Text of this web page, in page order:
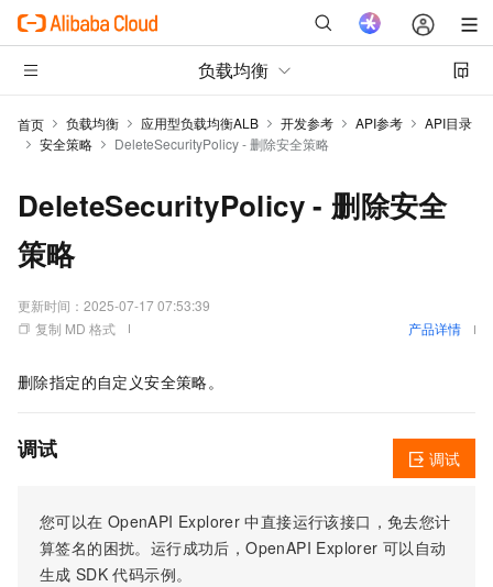
负载均衡
首页 负载均衡 应用型负载均衡ALB 开发参考 API参考
API目录
安全策略
DeleteSecurityPolicy - 删除安全策略
DeleteSecurityPolicy - 删除安全
策略
更新时间： 2025-07-17 07:53:39
复制 MD 格式
产品详情
删除指定的自定义安全策略。
调试
您可以在 OpenAPI Explorer 中直接运行该接口，免去您计
算签名的困扰。运行成功后，OpenAPI Explorer 可以自动
生成 SDK 代码示例。
调试